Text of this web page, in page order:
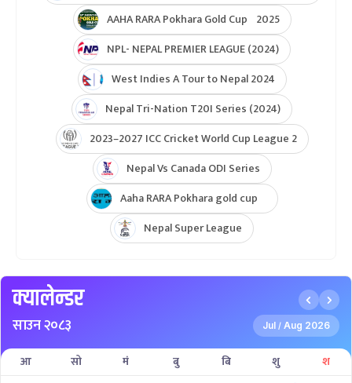
AAHA RARA Pokhara Gold Cup 2025
NPL- NEPAL PREMIER LEAGUE (2024)
West Indies A Tour to Nepal 2024
Nepal Tri-Nation T20I Series (2024)
2023–2027 ICC Cricket World Cup League 2
Nepal Vs Canada ODI Series
Aaha RARA Pokhara gold cup
Nepal Super League
क्यालेन्डर
साउन २०८३ Jul / Aug 2026
आ सो मं बु बि शु श